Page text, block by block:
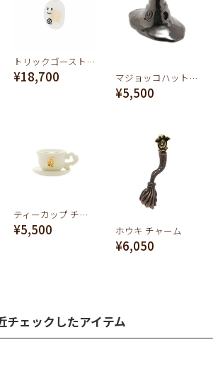
トリックゴースト トゥ―ス ネックレス (イエローゴールド)
¥18,700 マジョッコハット チャーム(メタル)
¥5,500
ティーカップ チャーム
¥5,500 ホウキ チャーム
¥6,050
チェックしたアイテム